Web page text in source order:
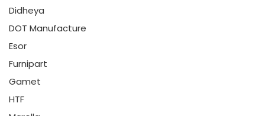
Didheya
DOT Manufacture
Esor
Furnipart
Gamet
HTF